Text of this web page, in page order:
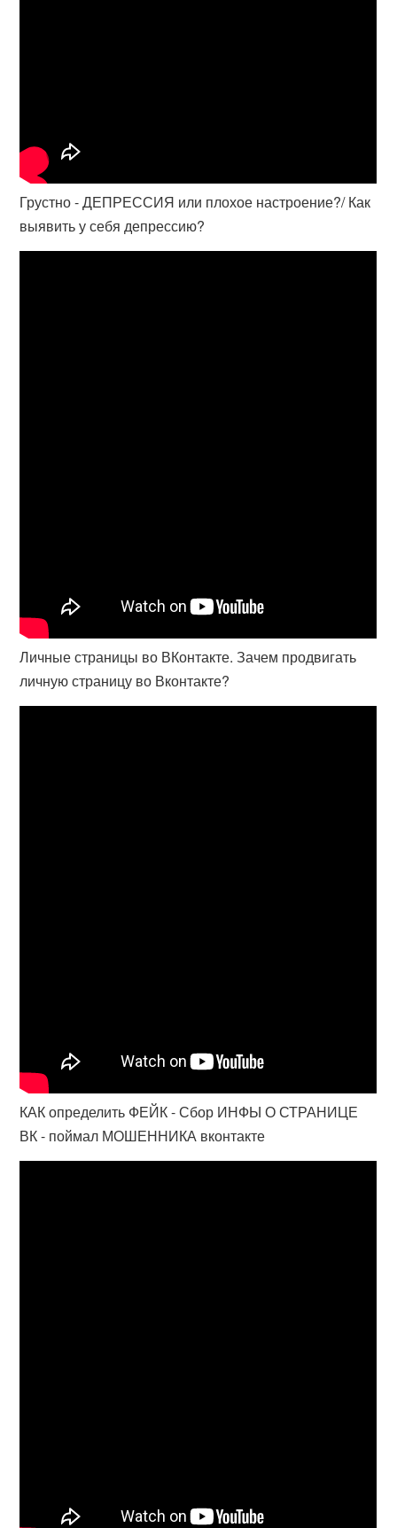
Грустно - ДЕПРЕССИЯ или плохое настроение?/ Как
выявить у себя депрессию?
Личные страницы во ВКонтакте. Зачем продвигать
личную страницу во Вконтакте?
КАК определить ФЕЙК - Сбор ИНФЫ О СТРАНИЦЕ
ВК - поймал МОШЕННИКА вконтакте